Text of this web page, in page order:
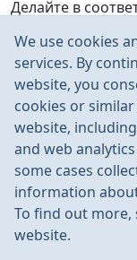
Делайте в
опыт,построите
предыдущей.Это
не в
askad
We use cookies
services. By
website, you
cookies or
website,
and web
some cases
information
To find out more,
website.